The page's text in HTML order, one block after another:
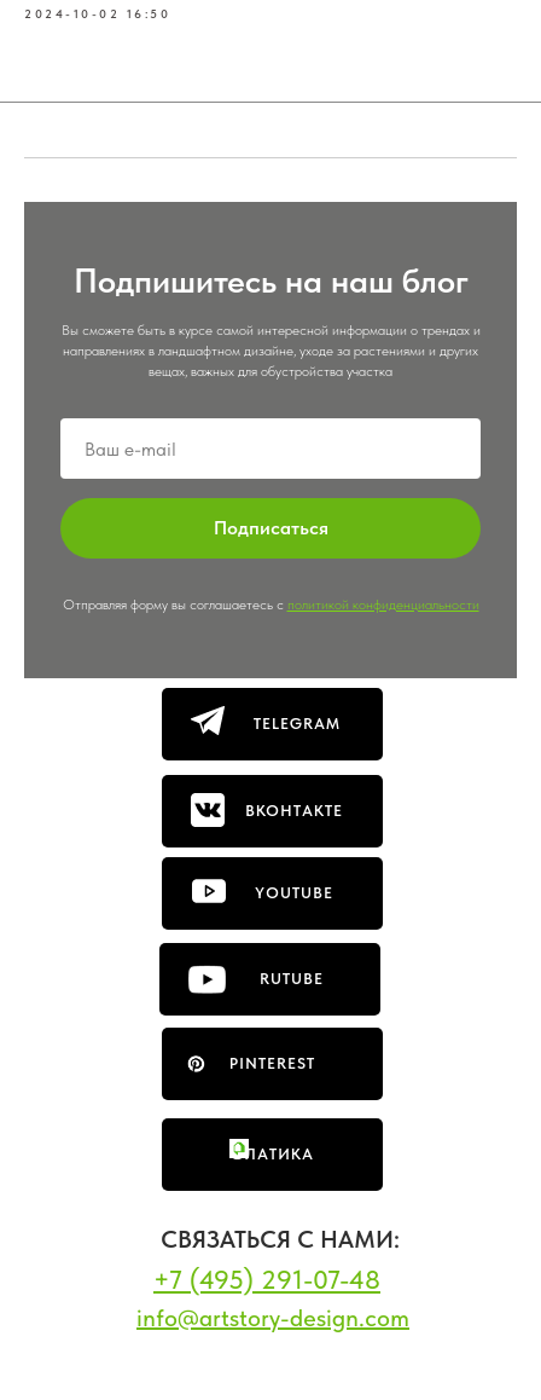
2024-10-02 16:50
Подпишитесь на наш блог
Вы сможете быть в курсе самой интересной информации о трендах и
направлениях в ландшафтном дизайне, уходе за растениями и других
вещах, важных для обустройства участка
Подписаться
Отправляя форму вы соглашаетесь с политикой конфиденциальности
TELEGRAM
PINTEREST
ФЛАТИКА
YOUTUBE
ВКОНТАКТЕ
СВЯЗАТЬСЯ С НАМИ:
+7 (495) 291-07-48
info@artstory-design.com
RUTUBE